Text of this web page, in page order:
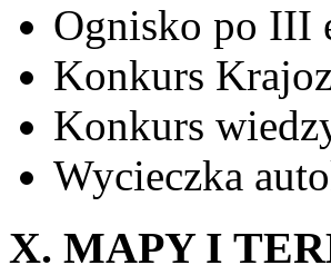
Ognisko po III
Konkurs
Konkurs
Wycieczka
X. MAPY I